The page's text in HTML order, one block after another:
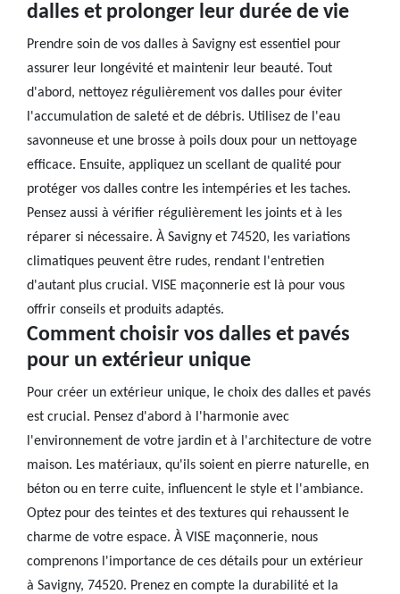
dalles et prolonger leur durée de vie
Prendre soin de vos dalles à Savigny est essentiel pour
assurer leur longévité et maintenir leur beauté. Tout
d'abord, nettoyez régulièrement vos dalles pour éviter
l'accumulation de saleté et de débris. Utilisez de l'eau
savonneuse et une brosse à poils doux pour un nettoyage
efficace. Ensuite, appliquez un scellant de qualité pour
protéger vos dalles contre les intempéries et les taches.
Pensez aussi à vérifier régulièrement les joints et à les
réparer si nécessaire. À Savigny et 74520, les variations
climatiques peuvent être rudes, rendant l'entretien
d'autant plus crucial. VISE maçonnerie est là pour vous
offrir conseils et produits adaptés.
Comment choisir vos dalles et pavés
pour un extérieur unique
Pour créer un extérieur unique, le choix des dalles et pavés
est crucial. Pensez d'abord à l'harmonie avec
l'environnement de votre jardin et à l'architecture de votre
maison. Les matériaux, qu'ils soient en pierre naturelle, en
béton ou en terre cuite, influencent le style et l'ambiance.
Optez pour des teintes et des textures qui rehaussent le
charme de votre espace. À VISE maçonnerie, nous
comprenons l'importance de ces détails pour un extérieur
à Savigny, 74520. Prenez en compte la durabilité et la